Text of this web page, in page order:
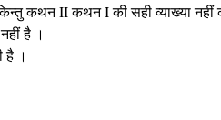
कथन II कथन I की सही व्याख्या नहीं
है ।
है ।